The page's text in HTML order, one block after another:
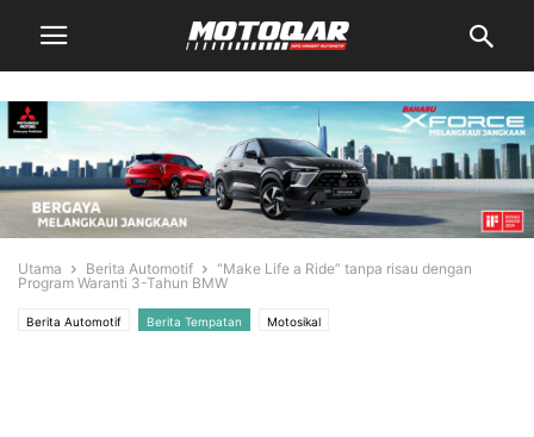
Utama Berita Automotif
“Make Life a Ride” tanpa risau dengan
Program Waranti 3-Tahun BMW
Berita Automotif Berita Tempatan Motosikal